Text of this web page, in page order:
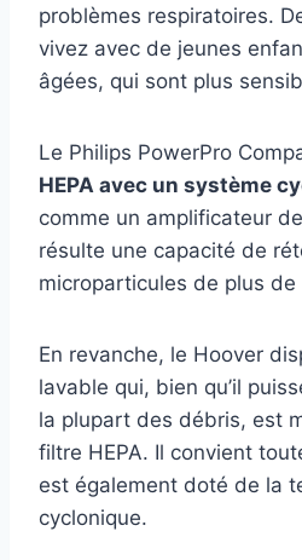
problèmes respiratoires.
vivez avec de jeunes
âgées, qui sont plus
Le Philips PowerPro
HEPA avec un système
comme un amplificateur
résulte une capacité de
microparticules de plus de
En revanche, le Hoover
lavable qui, bien qu’il
la plupart des débris, est
filtre HEPA. Il convient
est également doté de la
cyclonique.